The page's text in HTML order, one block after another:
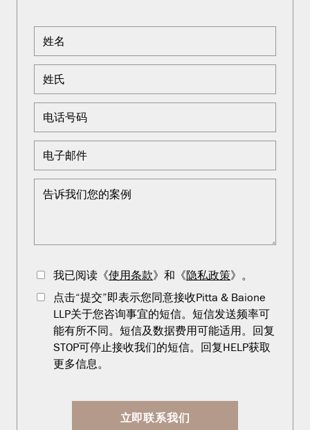
我已阅读《使用条款》和《 隐私政策》。
点击“提交”即表示您同意接收Pitta & Baione
LLP关于您咨询事宜的短信。短信发送频率可
能有所不同。短信及数据费用可能适用。回复
STOP可停止接收我们的短信。回复HELP获取
更多信息。
立即联系我们